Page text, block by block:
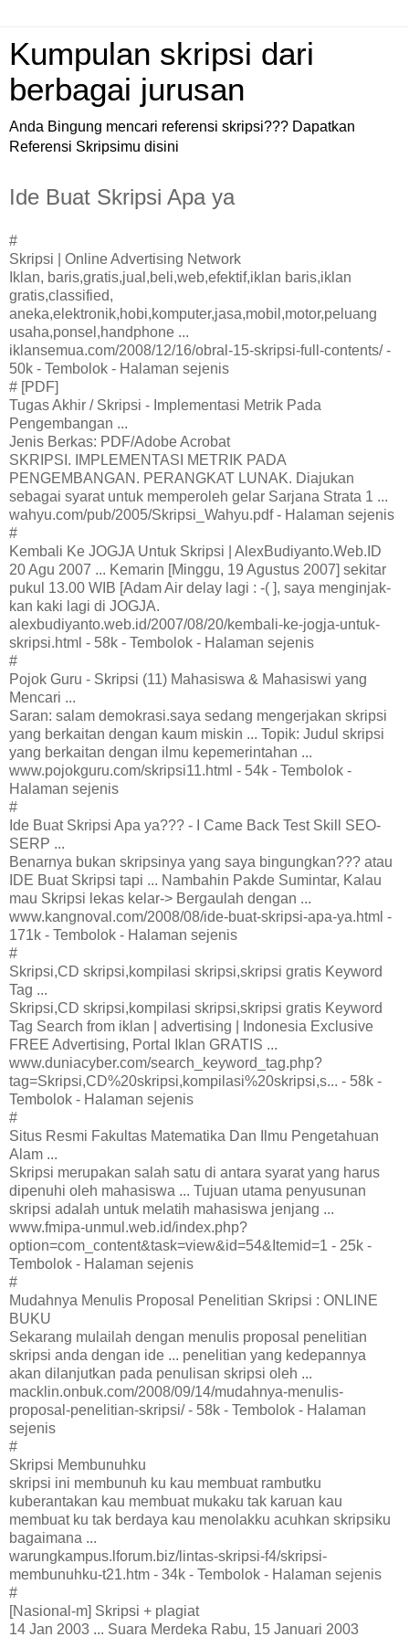
Kumpulan skripsi dari
berbagai jurusan
Anda Bingung mencari referensi skripsi??? Dapatkan
Referensi Skripsimu disini
Ide Buat Skripsi Apa ya
#
Skripsi | Online Advertising Network
Iklan, baris,gratis,jual,beli,web,efektif,iklan baris,iklan
gratis,classified,
aneka,elektronik,hobi,komputer,jasa,mobil,motor,peluang
usaha,ponsel,handphone ...
iklansemua.com/2008/12/16/obral-15-skripsi-full-contents/ -
50k - Tembolok - Halaman sejenis
# [PDF]
Tugas Akhir / Skripsi - Implementasi Metrik Pada
Pengembangan ...
Jenis Berkas: PDF/Adobe Acrobat
SKRIPSI. IMPLEMENTASI METRIK PADA
PENGEMBANGAN. PERANGKAT LUNAK. Diajukan
sebagai syarat untuk memperoleh gelar Sarjana Strata 1 ...
wahyu.com/pub/2005/Skripsi_Wahyu.pdf - Halaman sejenis
#
Kembali Ke JOGJA Untuk Skripsi | AlexBudiyanto.Web.ID
20 Agu 2007 ... Kemarin [Minggu, 19 Agustus 2007] sekitar
pukul 13.00 WIB [Adam Air delay lagi : -( ], saya menginjak-
kan kaki lagi di JOGJA.
alexbudiyanto.web.id/2007/08/20/kembali-ke-jogja-untuk-
skripsi.html - 58k - Tembolok - Halaman sejenis
#
Pojok Guru - Skripsi (11) Mahasiswa & Mahasiswi yang
Mencari ...
Saran: salam demokrasi.saya sedang mengerjakan skripsi
yang berkaitan dengan kaum miskin ... Topik: Judul skripsi
yang berkaitan dengan ilmu kepemerintahan ...
www.pojokguru.com/skripsi11.html - 54k - Tembolok -
Halaman sejenis
#
Ide Buat Skripsi Apa ya??? - I Came Back Test Skill SEO-
SERP ...
Benarnya bukan skripsinya yang saya bingungkan??? atau
IDE Buat Skripsi tapi ... Nambahin Pakde Sumintar, Kalau
mau Skripsi lekas kelar-> Bergaulah dengan ...
www.kangnoval.com/2008/08/ide-buat-skripsi-apa-ya.html -
171k - Tembolok - Halaman sejenis
#
Skripsi,CD skripsi,kompilasi skripsi,skripsi gratis Keyword
Tag ...
Skripsi,CD skripsi,kompilasi skripsi,skripsi gratis Keyword
Tag Search from iklan | advertising | Indonesia Exclusive
FREE Advertising, Portal Iklan GRATIS ...
www.duniacyber.com/search_keyword_tag.php?
tag=Skripsi,CD%20skripsi,kompilasi%20skripsi,s... - 58k -
Tembolok - Halaman sejenis
#
Situs Resmi Fakultas Matematika Dan Ilmu Pengetahuan
Alam ...
Skripsi merupakan salah satu di antara syarat yang harus
dipenuhi oleh mahasiswa ... Tujuan utama penyusunan
skripsi adalah untuk melatih mahasiswa jenjang ...
www.fmipa-unmul.web.id/index.php?
option=com_content&task=view&id=54&Itemid=1 - 25k -
Tembolok - Halaman sejenis
#
Mudahnya Menulis Proposal Penelitian Skripsi : ONLINE
BUKU
Sekarang mulailah dengan menulis proposal penelitian
skripsi anda dengan ide ... penelitian yang kedepannya
akan dilanjutkan pada penulisan skripsi oleh ...
macklin.onbuk.com/2008/09/14/mudahnya-menulis-
proposal-penelitian-skripsi/ - 58k - Tembolok - Halaman
sejenis
#
Skripsi Membunuhku
skripsi ini membunuh ku kau membuat rambutku
kuberantakan kau membuat mukaku tak karuan kau
membuat ku tak berdaya kau menolakku acuhkan skripsiku
bagaimana ...
warungkampus.lforum.biz/lintas-skripsi-f4/skripsi-
membunuhku-t21.htm - 34k - Tembolok - Halaman sejenis
#
[Nasional-m] Skripsi + plagiat
14 Jan 2003 ... Suara Merdeka Rabu, 15 Januari 2003